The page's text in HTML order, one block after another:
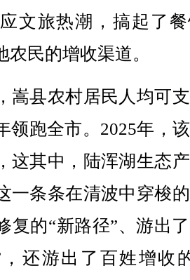
文旅热潮，搞起了
民的增收渠道。
县农村居民人均可
领跑全市。2025年，
这其中，陆浑湖生态
一条条在清波中穿梭
复的“新路径”、游出
还游出了百姓增收